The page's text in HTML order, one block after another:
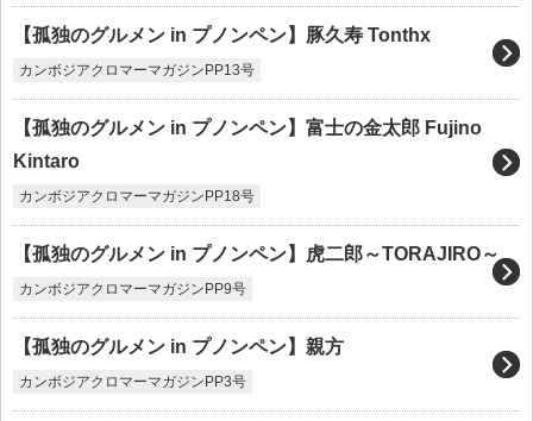
【孤独のグルメン in プノンペン】豚久寿 Tonthx
カンボジアクロマーマガジンPP13号
【孤独のグルメン in プノンペン】富士の金太郎 Fujino
Kintaro
カンボジアクロマーマガジンPP18号
【孤独のグルメン in プノンペン】虎二郎～TORAJIRO～
カンボジアクロマーマガジンPP9号
【孤独のグルメン in プノンペン】親方
カンボジアクロマーマガジンPP3号